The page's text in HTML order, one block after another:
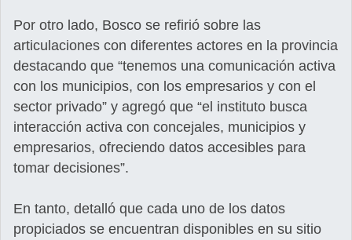
Por otro lado, Bosco se refirió sobre las
articulaciones con diferentes actores en la provincia
destacando que “tenemos una comunicación activa
con los municipios, con los empresarios y con el
sector privado” y agregó que “el instituto busca
interacción activa con concejales, municipios y
empresarios, ofreciendo datos accesibles para
tomar decisiones”.
En tanto, detalló que cada uno de los datos
propiciados se encuentran disponibles en su sitio